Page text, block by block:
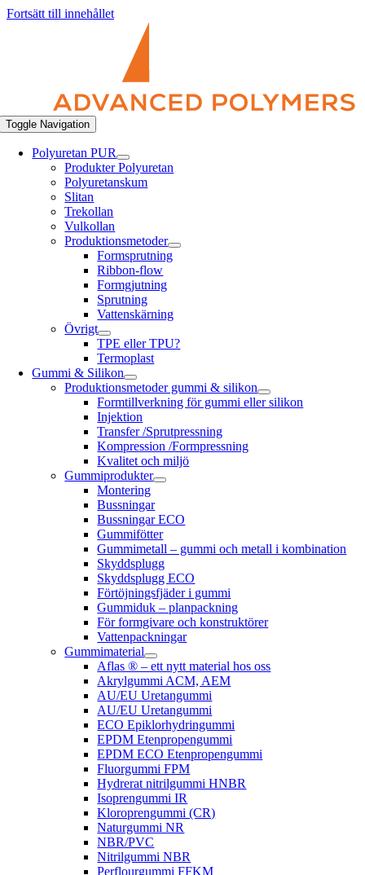
Fortsätt till innehållet
Toggle Navigation
Polyuretan PUR
Produkter Polyuretan
Polyuretanskum
Slitan
Trekollan
Vulkollan
Produktionsmetoder
Formsprutning
Ribbon-flow
Formgjutning
Sprutning
Vattenskärning
Övrigt
TPE eller TPU?
Termoplast
Gummi & Silikon
Produktionsmetoder gummi & silikon
Formtillverkning för gummi eller silikon
Injektion
Transfer /Sprutpressning
Kompression /Formpressning
Kvalitet och miljö
Gummiprodukter
Montering
Bussningar
Bussningar ECO
Gummifötter
Gummimetall – gummi och metall i kombination
Skyddsplugg
Skyddsplugg ECO
Förtöjningsfjäder i gummi
Gummiduk – planpackning
För formgivare och konstruktörer
Vattenpackningar
Gummimaterial
Aflas ® – ett nytt material hos oss
Akrylgummi ACM, AEM
AU/EU Uretangummi
AU/EU Uretangummi
ECO Epiklorhydringummi
EPDM Etenpropengummi
EPDM ECO Etenpropengummi
Fluorgummi FPM
Hydrerat nitrilgummi HNBR
Isoprengummi IR
Kloroprengummi (CR)
Naturgummi NR
NBR/PVC
Nitrilgummi NBR
Perflourgummi FFKM